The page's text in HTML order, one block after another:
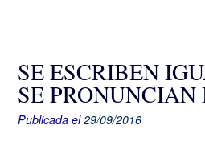
SE ESCRIBEN
SE
Publicada el29/09/2016